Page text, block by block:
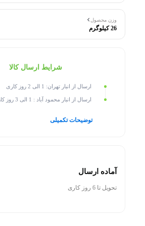
وزن محصول
26 کیلوگرم
شرایط ارسال کالا
ارسال از انبار تهران: 1 الی 2 روز کاری
ارسال از انبار محمود آباد : 1 الی 3 روز کاری
توضیحات تکمیلی
آماده ارسال
تحویل تا 6 روز کاری